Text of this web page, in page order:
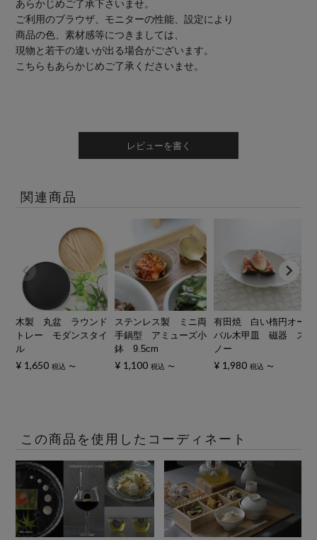
あらかじめご了承下さいませ。
ご利用のブラウザ、モニターの性能、設定により
商品の色、素材感等につきましては、
現物と若干の違いが出る場合がございます。
こちらもあらかじめご了承くださいませ。
レビューを書く
関連商品
木製 丸盆 ラウンド
トレー モダンスタイ
ル
¥ 1,650 税込 〜
ステンレス製 ミニ両
手鍋型 アミューズ小
鉢 9.5cm
¥ 1,100 税込 〜
有田焼 白い楕円オー
バル木甲皿 磁器 ス
ノー
¥ 1,980 税込 〜
この商品を使用したコーディネート